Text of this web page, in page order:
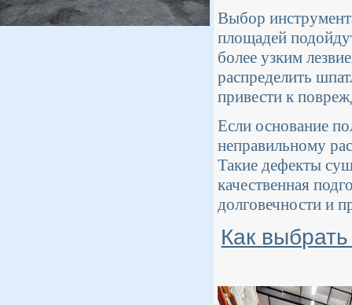
Выбор
площадей
более узким
распределить
привести к
Если основание
неправильному
Такие дефекты
качественная
долговечности и
Как